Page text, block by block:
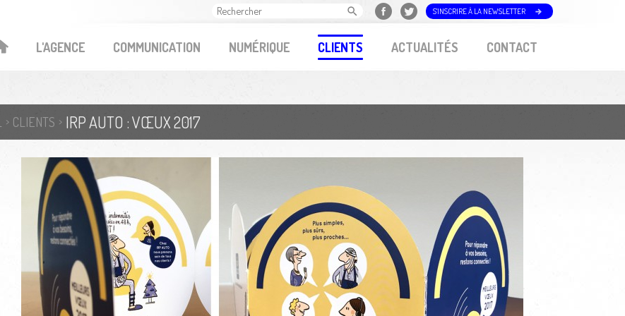
L'AGENCE COMMUNICATION NUMÉRIQUE CLIENTS ACTUALITÉS CONTACT
S'INSCRIRE À LA NEWSLETTER
CLIENTS IRP AUTO : VŒUX 2017